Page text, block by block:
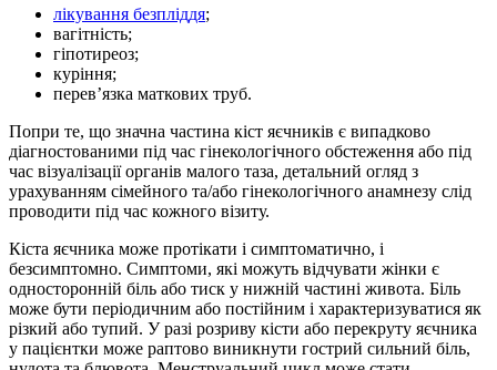
лікування безпліддя;
вагітність;
гіпотиреоз;
куріння;
перев’язка маткових труб.
Попри те, що значна частина кіст яєчників є випадково
дiагностованими під час гінекологічного обстеження або під
час візуалізації органів малого таза, детальний огляд з
урахуванням сімейного та/або гінекологічного анамнезу слід
проводити під час кожного візиту.
Кіста яєчника може протікати і симптоматично, і
безсимптомно. Симптоми, які можуть відчувати жінки є
односторонній біль або тиск у нижній частині живота. Біль
може бути періодичним або постійним і характеризуватися як
різкий або тупий. У разі розриву кісти або перекруту яєчника
у пацієнтки може раптово виникнути гострий сильний біль,